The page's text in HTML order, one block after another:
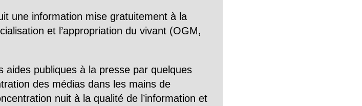
une information mise gratuitement à la
et l’appropriation du vivant (OGM,
aides publiques à la presse par quelques
des médias dans les mains de
nuit à la qualité de l’information et